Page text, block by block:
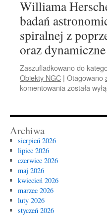
Williama
badań
spiralnej z
oraz
Zaszufladkowano do
Obiekty NGC | Otagowano
komentowania NGC
została
Archiwa
sierpień 2026
lipiec 2026
czerwiec 2026
maj 2026
kwiecień 2026
marzec 2026
luty 2026
styczeń 2026